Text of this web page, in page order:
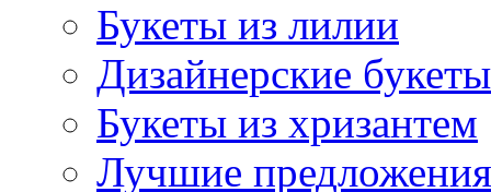
Букеты из лилии
Дизайнерские
Букеты из хризантем
Лучшие предложения